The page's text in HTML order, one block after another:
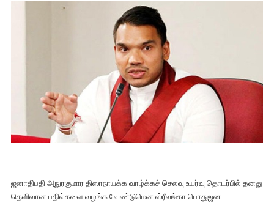
ஜனாதிபதி அநுரகுமார திஸாநாயக்க வாழ்க்கச் செலவு உயர்வு தொடர்பில் தனது
தெளிவான பதில்களை வழங்க வேண்டுமென ஸ்ரீலங்கா பொதுஜன